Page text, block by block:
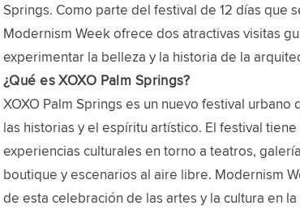
Springs. Como parte del festival de 12 días que
Modernism Week ofrece dos atractivas visitas
experimentar la belleza y la historia de la
¿Qué es XOXO Palm Springs?
XOXO Palm Springs es un nuevo festival
las historias y el espíritu artístico. El festival
experiencias culturales en torno a teatros,
boutique y escenarios al aire libre. Modernism
de esta celebración de las artes y la cultura en